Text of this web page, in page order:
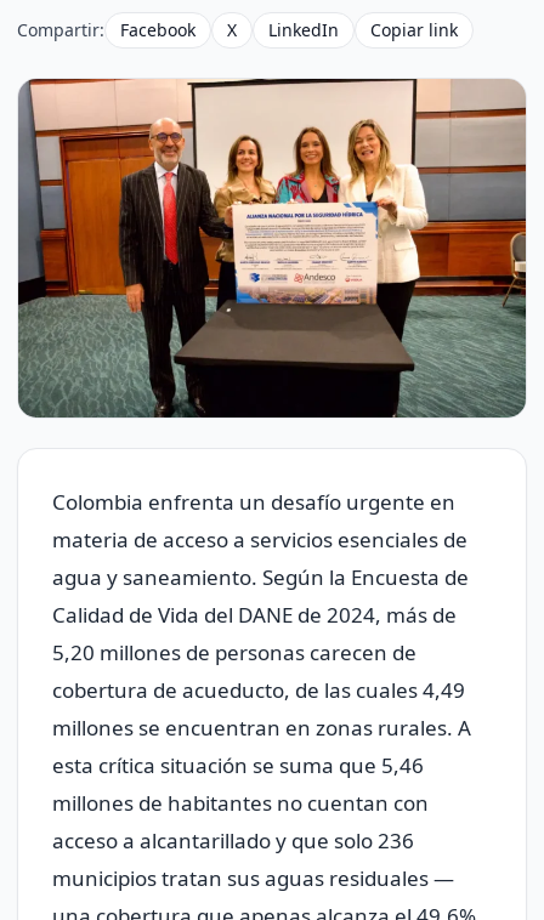
Compartir: Facebook X LinkedIn Copiar link
Colombia enfrenta un desafío urgente en
materia de acceso a servicios esenciales de
agua y saneamiento. Según la Encuesta de
Calidad de Vida del DANE de 2024, más de
5,20 millones de personas carecen de
cobertura de acueducto, de las cuales 4,49
millones se encuentran en zonas rurales. A
esta crítica situación se suma que 5,46
millones de habitantes no cuentan con
acceso a alcantarillado y que solo 236
municipios tratan sus aguas residuales —